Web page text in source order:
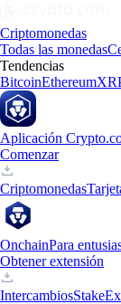
Criptomonedas
Todas las monedas
Tendencias
BitcoinEthereum
Aplicación
Comenzar
Criptomonedas
OnchainPara
Obtener extensión
IntercambiosStake